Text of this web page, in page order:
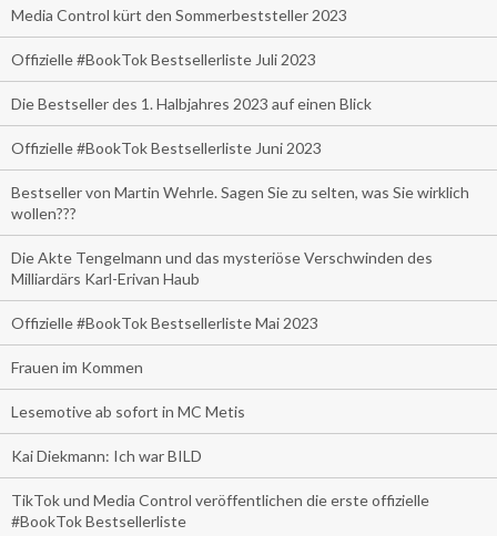
Media Control kürt den Sommerbeststeller 2023
Offizielle #BookTok Bestsellerliste Juli 2023
Die Bestseller des 1. Halbjahres 2023 auf einen Blick
Offizielle #BookTok Bestsellerliste Juni 2023
Bestseller von Martin Wehrle. Sagen Sie zu selten, was Sie wirklich
wollen???
Die Akte Tengelmann und das mysteriöse Verschwinden des
Milliardärs Karl-Erivan Haub
Offizielle #BookTok Bestsellerliste Mai 2023
Frauen im Kommen
Lesemotive ab sofort in MC Metis
Kai Diekmann: Ich war BILD
TikTok und Media Control veröffentlichen die erste offizielle
#BookTok Bestsellerliste